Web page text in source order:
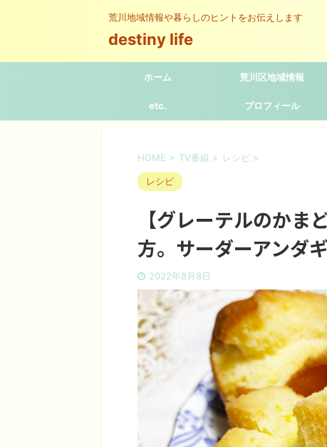
荒川地域情報や暮らしのヒントをお伝えします
destiny life
ホーム 荒川区地域情報
etc. プロフィール
HOME > TV番組 > レシピ >
レシピ
【グレーテルのかま
方。サーダーアンダ
2022年8月8日